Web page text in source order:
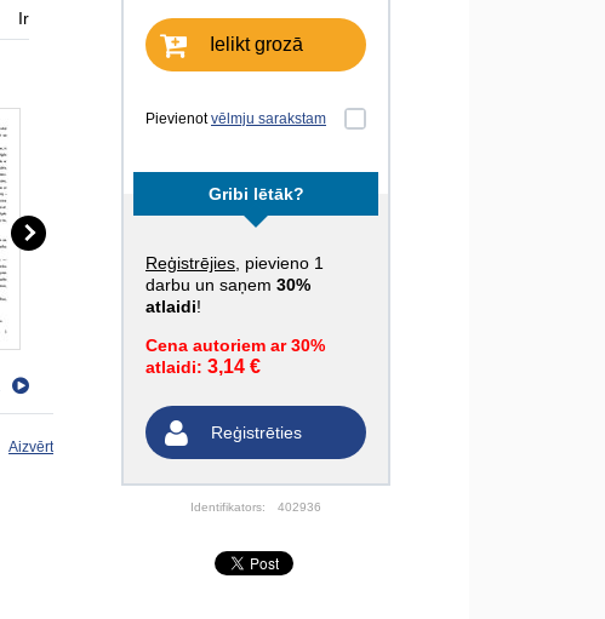
Ielikt grozā
Pievienotvēlmju sarakstam
Gribi lētāk?
Reģistrējies , pievieno 1
darbu un saņem 30%
atlaidi!
Cena autoriem ar 30%
atlaidi: 3,14 €
Reģistrēties
Identifikators: 402936
Ir
Aizvērt